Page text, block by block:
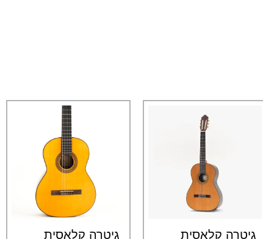
גיטרה קלאסית
גיטרה קלאסית